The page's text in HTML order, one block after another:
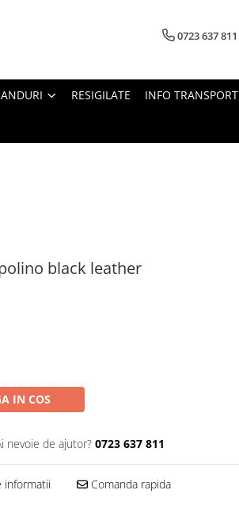
0723 637 811
RESIGILATE INFO TRANSPORT
black leather
IN COS
nevoie de ajutor? 0723 637 811
informatii Comanda rapida